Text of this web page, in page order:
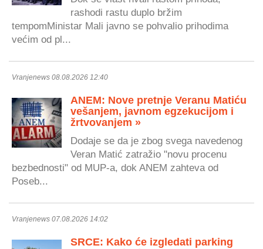
rashodi rastu duplo bržim
tempomMinistar Mali javno se pohvalio prihodima
većim od pl...
Vranjenews 08.08.2026 12:40
ANEM: Nove pretnje Veranu Matiću
vešanjem, javnom egzekucijom i
žrtvovanjem »
Dodaje se da je zbog svega navedenog
Veran Matić zatražio "novu procenu
bezbednosti" od MUP-a, dok ANEM zahteva od
Poseb...
Vranjenews 07.08.2026 14:02
SRCE: Kako će izgledati parking